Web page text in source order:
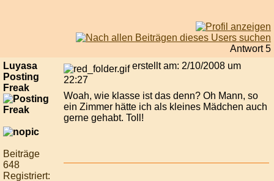
Antwort 5
Luyasa
Posting
Freak
Beiträge
648
Registriert:
erstellt am: 2/10/2008 um
22:27
Woah, wie klasse ist das denn? Oh Mann, so
ein Zimmer hätte ich als kleines Mädchen auch
gerne gehabt. Toll!